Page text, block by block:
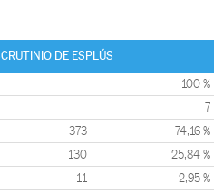
DE ESPLÚS
100 %
7
373 74,16 %
130 25,84 %
11 2,95 %